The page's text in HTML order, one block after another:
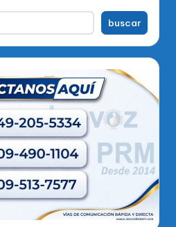
buscar